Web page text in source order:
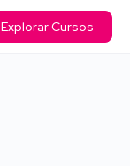
Explorar Cursos